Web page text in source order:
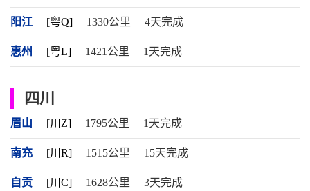
阳江 [粤Q] 1330公里 4天完成
惠州 [粤L] 1421公里 1天完成
四川
眉山 [川Z] 1795公里 1天完成
南充 [川R] 1515公里 15天完成
自贡 [川C] 1628公里 3天完成